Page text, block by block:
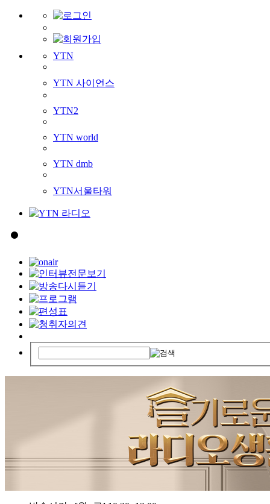
YTN
YTN 사이언스
YTN2
YTN world
YTN dmb
YTN서울타워